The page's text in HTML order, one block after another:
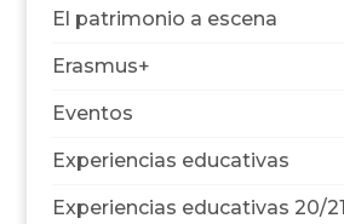
El patrimonio a escena
Erasmus+
Eventos
Experiencias educativas
Experiencias educativas 20/21